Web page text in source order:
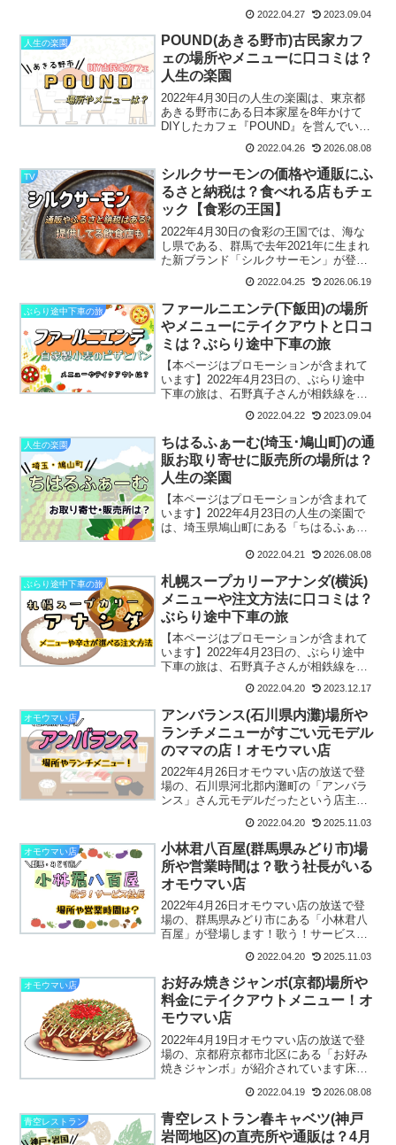
以上のトッピングが楽しめる！ワッフル
専門店「waffle shuffle(ワッフルシャッ
フ...
2022.04.27 2023.09.04
人生の楽園
POUND(あきる野市)古民家カフ
ェの場所やメニューに口コミは？
人生の楽園
2022年4月30日の人生の楽園は、東京都
あきる野市にある日本家屋を8年かけて
DIYしたカフェ『POUND』を営んでいる
国内外の飲食店を取材をしていた奥様の
玲子さんが作るメニューは経験を生かし
たもので、食...
2022.04.26 2026.08.08
TV
シルクサーモンの価格や通販にふ
るさと納税は？食べれる店もチェ
ック【食彩の王国】
2022年4月30日の食彩の王国では、海な
し県である、群馬で去年2021年に生まれ
た新ブランド「シルクサーモン」が登場
驚きですよね！そんなシルクサーモンは
どのような特徴があるのでしょうか？口
コミに通販お取...
2022.04.25 2026.06.19
ぶらり途中下車の旅
ファールニエンテ(下飯田)の場所
やメニューにテイクアウトと口コ
ミは？ぶらり途中下車の旅
【本ページはプロモーションが含まれて
います】2022年4月23日の、ぶらり途中
下車の旅は、石野真子さんが相鉄線を旅
の小麦と野菜で作る！石窯ピザのお店
は、相鉄線のゆめが丘駅近くの「小麦畑
の石窯食堂Far n...
2022.04.22 2023.09.04
人生の楽園
ちはるふぁーむ(埼玉･鳩山町)の通
販お取り寄せに販売所の場所は？
人生の楽園
【本ページはプロモーションが含まれて
います】2022年4月23日の人生の楽園で
は、埼玉県鳩山町にある「ちはるふぁー
ある家に住みたくて土地探しで出会った
はとても甘くておい...
2022.04.21 2026.08.08
ぶらり途中下車の旅
札幌スープカリーアナンダ(横浜)
メニューや注文方法に口コミは？
ぶらり途中下車の旅
【本ページはプロモーションが含まれて
います】2022年4月23日の、ぶらり途中
下車の旅は、石野真子さんが相鉄線を旅
煮込んだ辛さも選べる地獄谷キーマカレ
ーは横浜にある「札幌スープカリーアナ
ンダ」さんです札幌...
2022.04.20 2023.12.17
オモウマい店
アンバランス(石川県内灘)場所や
ランチメニューがすごい元モデル
のママの店！オモウマい店
2022年4月26日オモウマい店の放送で登
場の、石川県河北郡内灘町の「アンバラ
ンス」さん元モデルだったという店主の
きの経営者さんでした！そんなアンバラ
ンスのランチメニューがすごすぎると紹
介されています。石...
2022.04.20 2025.11.03
オモウマい店
小林君八百屋(群馬県みどり市)場
所や営業時間は？歌う社長がいる
オモウマい店
2022年4月26日オモウマい店の放送で登
場の、群馬県みどり市にある「小林君八
百屋」が登場します！歌う！サービス八
歌っている社長の姿が映っていましたね
～♬さて、そんな陽気な社長がいる小林
君八百屋さんの場所...
2022.04.20 2025.11.03
オモウマい店
お好み焼きジャンボ(京都)場所や
料金にテイクアウトメニュー！オ
モウマい店
2022年4月19日オモウマい店の放送で登
場の、京都府京都市北区にある「お好み
焼きジャンボ」が紹介されています床屋
提供はテイクアウトのみだったために取
材お断りされてしまいましたが、気にな
っちゃいますよね～...
2022.04.19 2026.08.08
青空レストラン
青空レストラン春キャベツ(神戸
岩岡地区)の直売所や通販は？4月